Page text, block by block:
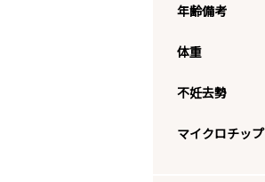
年齢備考
体重
不妊去勢
マイクロチップ